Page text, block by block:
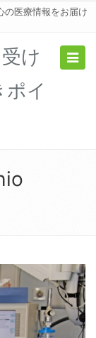
の医療情報をお届け
け
イ